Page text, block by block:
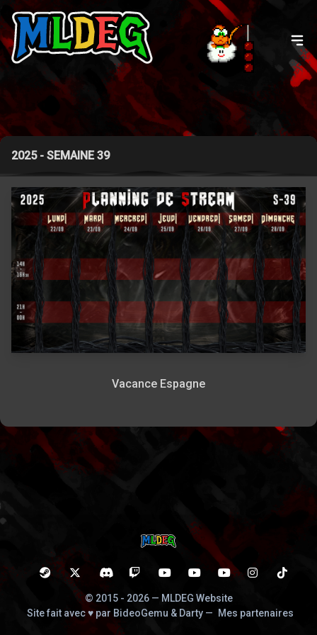
2025 - SEMAINE 39
Vacance Espagne
© 2015 - 2026 — MLDEG Website
Site fait avec ♥ par BideoGemu & Darty— Mes partenaires